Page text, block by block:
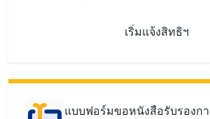
เริ่มแจ้งสิทธิฯ
แบบฟอร์มขอหนังสือรับรองก